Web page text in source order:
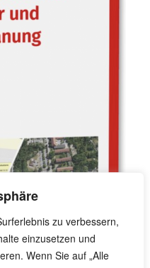
zu verbessern,
einzusetzen und
Wenn Sie auf „Alle